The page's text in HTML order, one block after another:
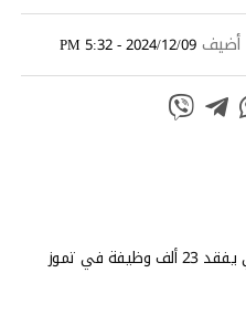
أضيف 2024/12/09 - 5:32 PM
الاقتصاد الأمريكي يفقد 23 ألف وظيفة في تموز